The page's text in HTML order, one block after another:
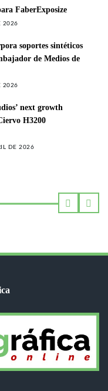
FaberExposize
2026
soportes sintéticos
de Medios de
2026
next growth
H3200
DE 2026